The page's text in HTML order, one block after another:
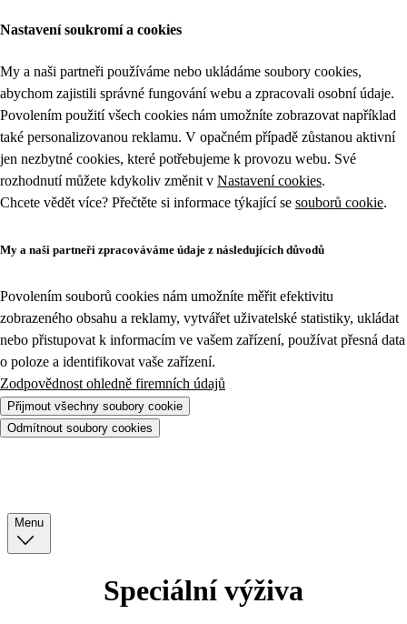
Nastavení soukromí a cookies
My a naši partneři používáme nebo ukládáme soubory cookies,
abychom zajistili správné fungování webu a zpracovali osobní údaje.
Povolením použití všech cookies nám umožníte zobrazovat například
také personalizovanou reklamu. V opačném případě zůstanou aktivní
jen nezbytné cookies, které potřebujeme k provozu webu. Své
rozhodnutí můžete kdykoliv změnit v Nastavení cookies.
Chcete vědět více? Přečtěte si informace týkající se souborů cookie.
My a naši partneři zpracováváme údaje z následujících důvodů
Povolením souborů cookies nám umožníte měřit efektivitu
zobrazeného obsahu a reklamy, vytvářet uživatelské statistiky, ukládat
nebo přistupovat k informacím ve vašem zařízení, používat přesná data
o poloze a identifikovat vaše zařízení.
Zodpovědnost ohledně firemních údajů
Přijmout všechny soubory cookie
Odmítnout soubory cookies
Menu
Speciální výživa